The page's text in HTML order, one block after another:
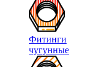
Фитинги
чугунные